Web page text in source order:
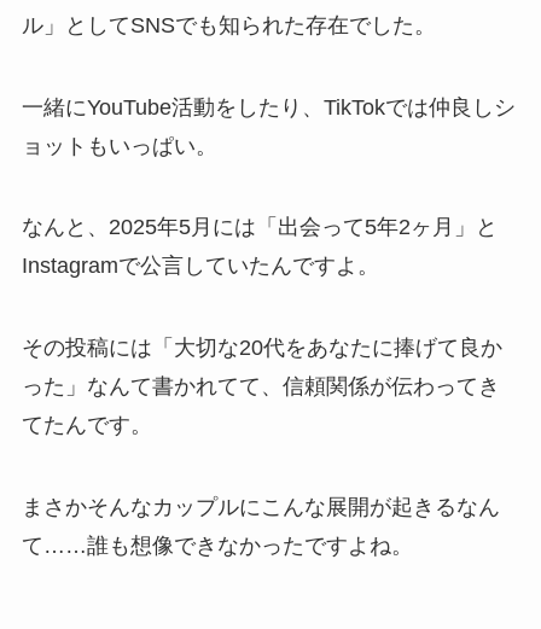
ル」としてSNSでも知られた存在でした。
一緒にYouTube活動をしたり、TikTokでは仲良しシ
ョットもいっぱい。
なんと、2025年5月には「出会って5年2ヶ月」と
Instagramで公言していたんですよ。
その投稿には「大切な20代をあなたに捧げて良か
った」なんて書かれてて、信頼関係が伝わってき
てたんです。
まさかそんなカップルにこんな展開が起きるなん
て……誰も想像できなかったですよね。